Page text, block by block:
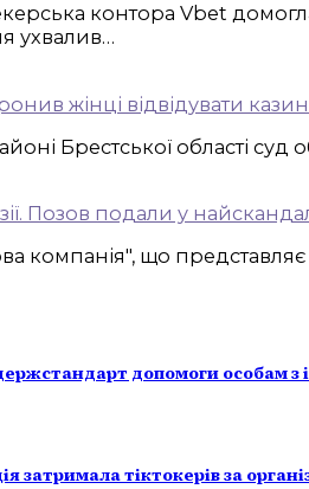
контора Vbet
ухвалив…
жінці відвідувати
Брестської області суд
Позов подали у
компанія", що
допомоги особам з
затримала тіктокерів за